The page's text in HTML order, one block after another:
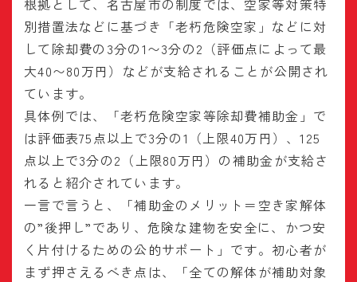
根拠として、名古屋市の制度では、空家等対策特
別措置法などに基づき「老朽危険空家」などに対
して除却費の3分の1〜3分の2（評価点によって最
大40〜80万円）などが支給されることが公開され
ています。
具体例では、「老朽危険空家等除却費補助金」で
は評価表75点以上で3分の1（上限40万円）、125
点以上で3分の2（上限80万円）の補助金が支給さ
れると紹介されています。
一言で言うと、「補助金のメリット＝空き家解体
の”後押し”であり、危険な建物を安全に、かつ安
く片付けるための公的サポート」です。初心者が
まず押さえるべき点は、「全ての解体が補助対象